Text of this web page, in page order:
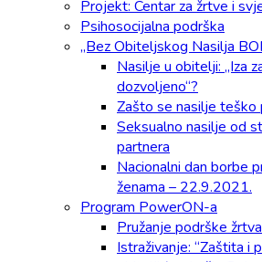
Projekt: Centar za žrtve i
Psihosocijalna podrška
„Bez Obiteljskog Nasilja
Nasilje u obitelji: „Iza
dozvoljeno“?
Zašto se nasilje teško
Seksualno nasilje od
partnera
Nacionalni dan borbe
ženama – 22.9.2021.
Program PowerON-a
Pružanje podrške
Istraživanje: “Zaštita i